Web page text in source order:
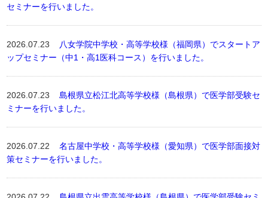
セミナーを行いました。
2026.07.23 八女学院中学校・高等学校様（福岡県）でスタートア
ップセミナー（中1・高1医科コース）を行いました。
2026.07.23島根県立松江北高等学校様（島根県）で医学部受験セ
ミナーを行いました。
2026.07.22名古屋中学校・高等学校様（愛知県）で医学部面接対
策セミナーを行いました。